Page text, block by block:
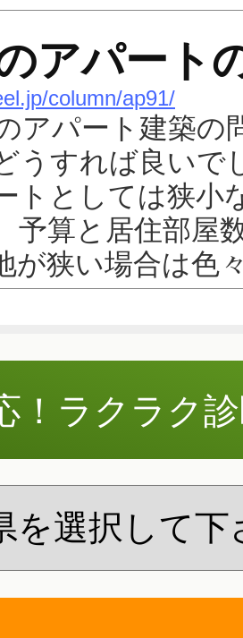
アパート
column/ap91/
アパート建築の
うすれば良いで
トとしては狭小
予算と居住部屋
が狭い場合は色
！ラクラク